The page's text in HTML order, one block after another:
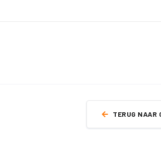
TERUG NAAR